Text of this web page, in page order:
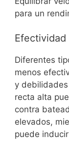
para un
Diferentes
menos
y
recta alta
contra
elevados,
puede